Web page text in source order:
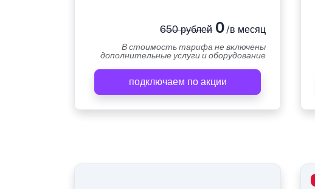
650 рублей0/в месяц
В стоимость тарифа не включены
дополнительные услуги и оборудование
подключаем по акции